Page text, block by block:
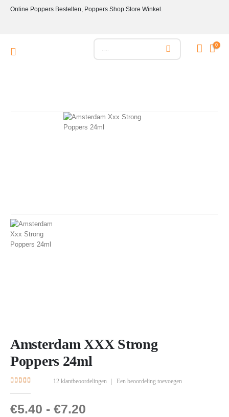
Online Poppers Bestellen, Poppers Shop Store Winkel.
0
Amsterdam XXX Strong
Poppers 24ml
12klantbeoordelingen Een beoordeling toevoegen
€5.40 - €7.20